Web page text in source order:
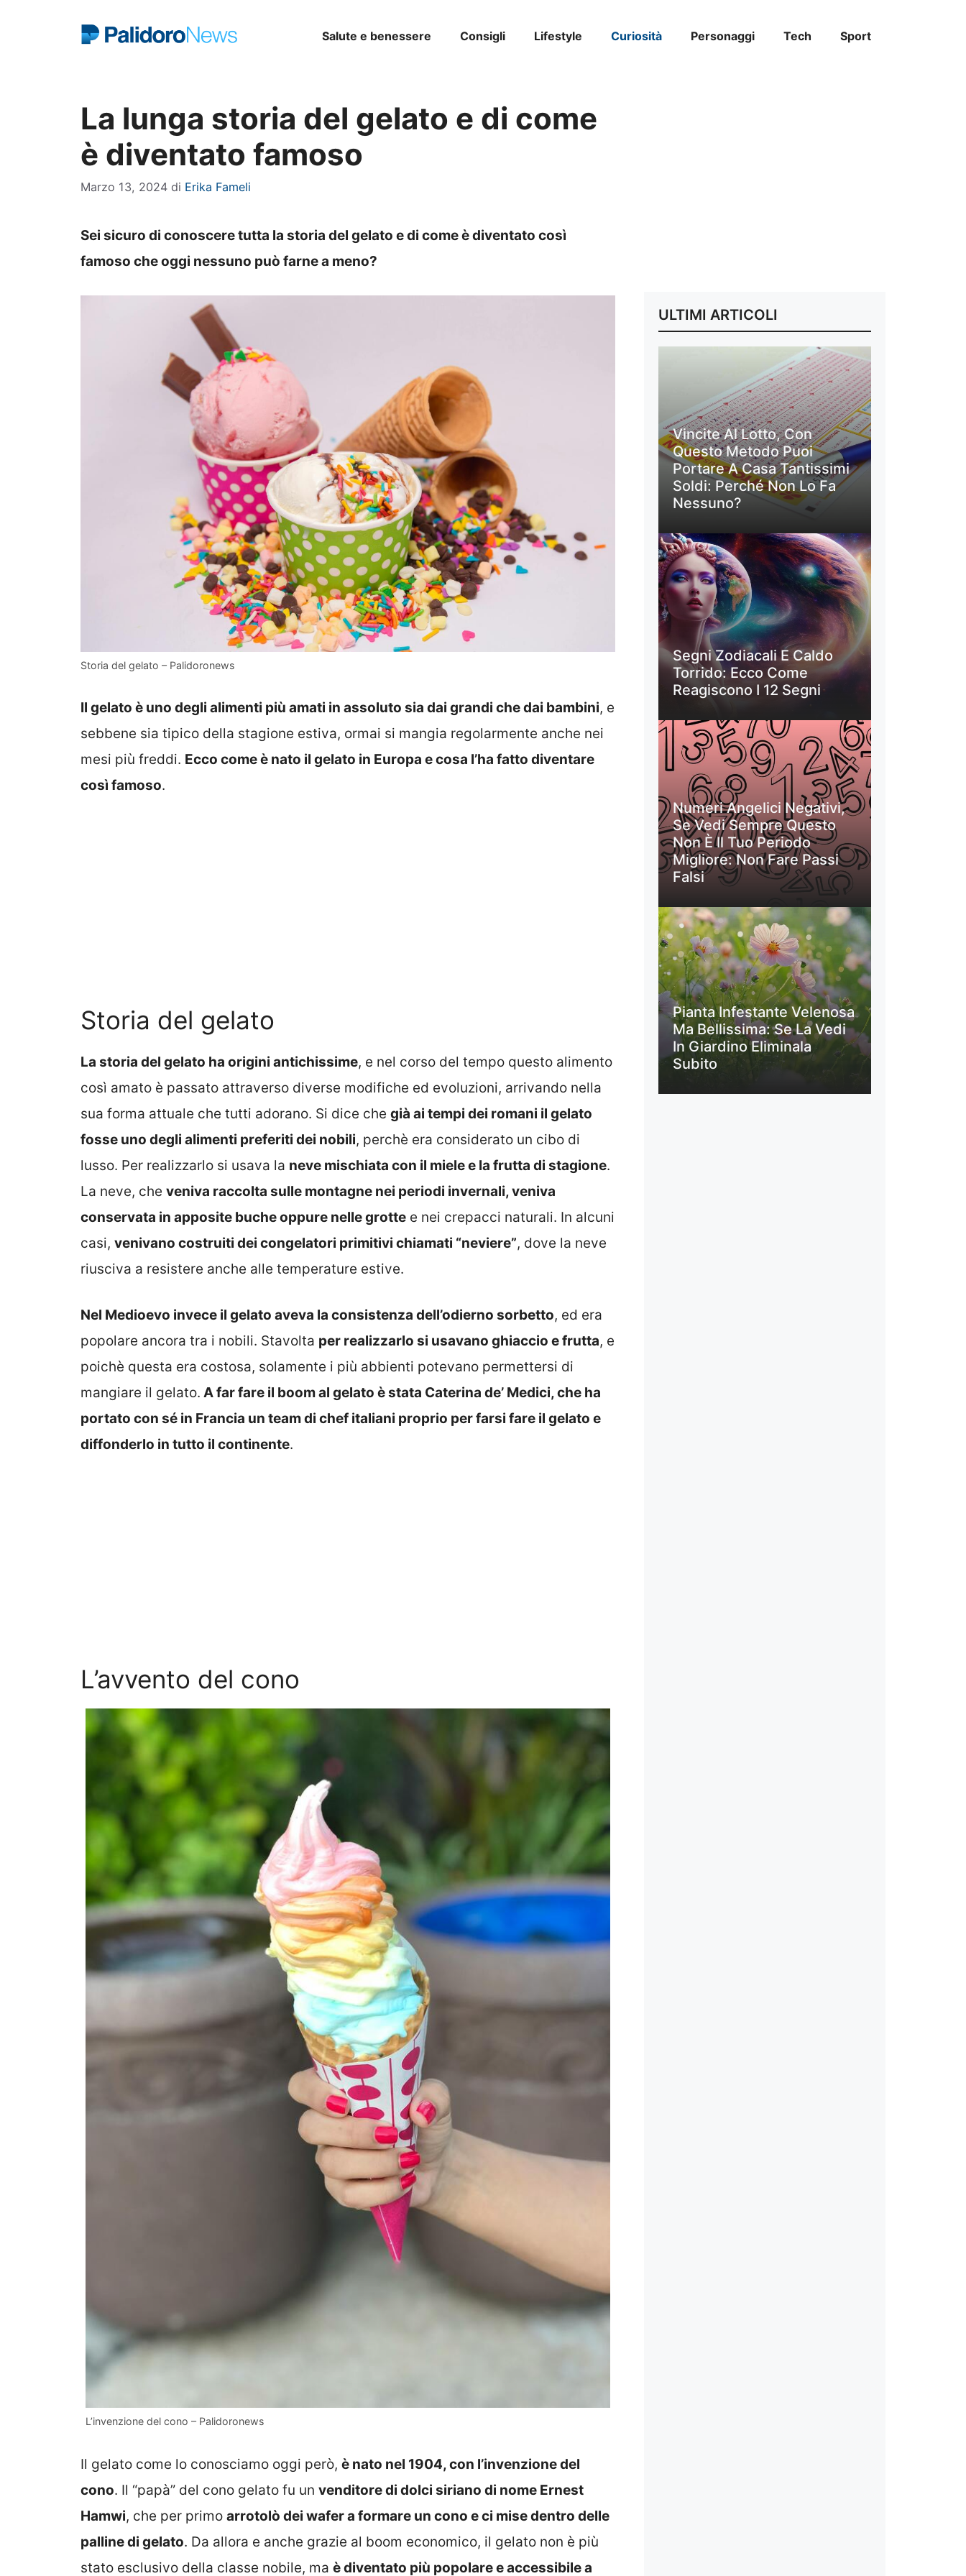
Salute e benessere Consigli Lifestyle Curiosità Personaggi Tech Sport
La lunga storia del gelato e di come
è diventato famoso
Marzo 13, 2024 di Erika Fameli
Sei sicuro di conoscere tutta la storia del gelato e di come è diventato così
famoso che oggi nessuno può farne a meno?
Storia del gelato – Palidoronews
Il gelato è uno degli alimenti più amati in assoluto sia dai grandi che dai bambini, e
sebbene sia tipico della stagione estiva, ormai si mangia regolarmente anche nei
mesi più freddi. Ecco come è nato il gelato in Europa e cosa l’ha fatto diventare
così famoso.
Storia del gelato
La storia del gelato ha origini antichissime, e nel corso del tempo questo alimento
così amato è passato attraverso diverse modifiche ed evoluzioni, arrivando nella
sua forma attuale che tutti adorano. Si dice che già ai tempi dei romani il gelato
fosse uno degli alimenti preferiti dei nobili, perchè era considerato un cibo di
lusso. Per realizzarlo si usava la neve mischiata con il miele e la frutta di stagione.
La neve, che veniva raccolta sulle montagne nei periodi invernali, veniva
conservata in apposite buche oppure nelle grotte e nei crepacci naturali. In alcuni
casi, venivano costruiti dei congelatori primitivi chiamati “neviere”, dove la neve
riusciva a resistere anche alle temperature estive.
Nel Medioevo invece il gelato aveva la consistenza dell’odierno sorbetto, ed era
popolare ancora tra i nobili. Stavolta per realizzarlo si usavano ghiaccio e frutta, e
poichè questa era costosa, solamente i più abbienti potevano permettersi di
mangiare il gelato. A far fare il boom al gelato è stata Caterina de’ Medici, che ha
portato con sé in Francia un team di chef italiani proprio per farsi fare il gelato e
diffonderlo in tutto il continente.
L’avvento del cono
L’invenzione del cono – Palidoronews
Il gelato come lo conosciamo oggi però, è nato nel 1904, con l’invenzione del
cono. Il “papà” del cono gelato fu un venditore di dolci siriano di nome Ernest
Hamwi, che per primo arrotolò dei wafer a formare un cono e ci mise dentro delle
palline di gelato. Da allora e anche grazie al boom economico, il gelato non è più
stato esclusivo della classe nobile, ma è diventato più popolare e accessibile a
ULTIMI ARTICOLI
Vincite Al Lotto, Con
Questo Metodo Puoi
Portare A Casa Tantissimi
Soldi: Perché Non Lo Fa
Nessuno?
Segni Zodiacali E Caldo
Torrido: Ecco Come
Reagiscono I 12 Segni
Numeri Angelici Negativi,
Se Vedi Sempre Questo
Non È Il Tuo Periodo
Migliore: Non Fare Passi
Falsi
Pianta Infestante Velenosa
Ma Bellissima: Se La Vedi
In Giardino Eliminala
Subito